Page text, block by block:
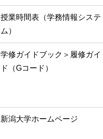
授業時間表（学務情報システ
ム）
学修ガイドブック＞履修ガイ
ド（Gコード）
新潟大学ホームページ